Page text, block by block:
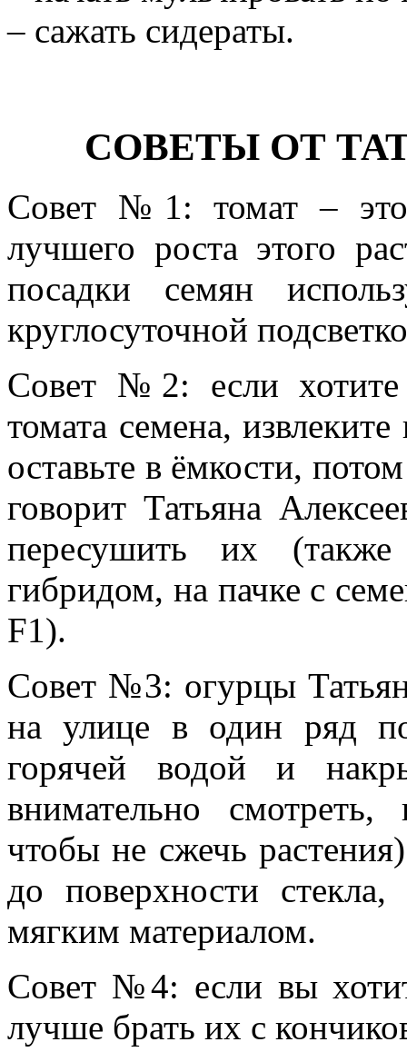
– сажать сидераты.
СОВЕТЫ ОТ
Совет №1: томат –
лучшего роста этого
посадки семян
круглосуточной
Совет №2: если
томата семена,
оставьте в ёмкости,
говорит Татьяна
пересушить их
гибридом, на пачке с
F1).
Совет №3: огурцы
на улице в один ряд
горячей водой и
внимательно
чтобы не сжечь
до поверхности
мягким материалом.
Совет №4: если вы
лучше брать их с